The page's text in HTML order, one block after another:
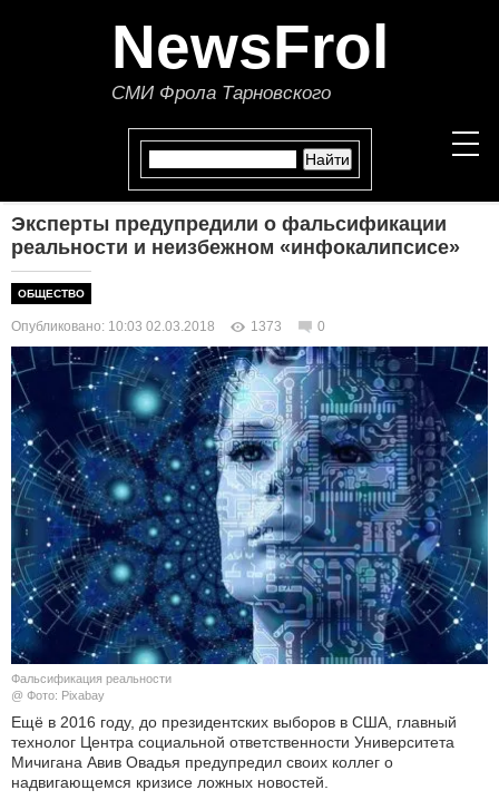
NewsFrol
СМИ Фрола Тарновского
НОВОСТИ
ПОЛИТИКА
ЭКОНОМИКА
В МИРЕ
ОБЩЕСТВО
КУЛЬТУРА
НАУКА
СПОРТ
АВТО И МОТО
Эксперты предупредили о фальсификации
реальности и неизбежном «инфокалипсисе»
ОБЩЕСТВО
Опубликовано: 10:03 02.03.2018 1373 0
Фальсификация реальности
@ Фото: Pixabay
Ещё в 2016 году, до президентских выборов в США, главный
технолог Центра социальной ответственности Университета
Мичигана Авив Овадья предупредил своих коллег о
надвигающемся кризисе ложных новостей.